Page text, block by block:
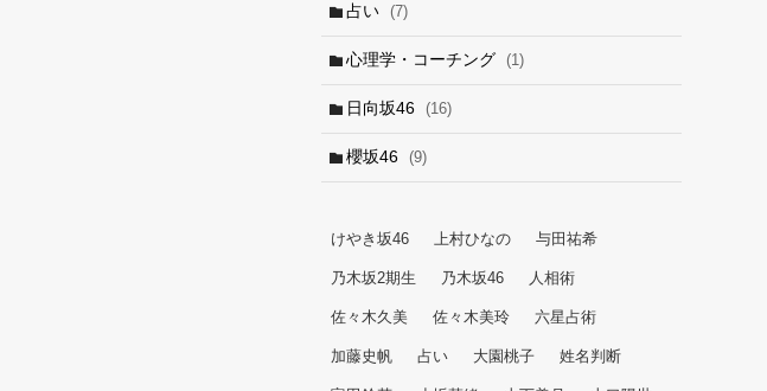
占い (7)
心理学・コーチング (1)
日向坂46 (16)
櫻坂46 (9)
けやき坂46 上村ひなの 与田祐希
乃木坂2期生 乃木坂46 人相術
佐々木久美 佐々木美玲 六星占術
加藤史帆 占い 大園桃子 姓名判断